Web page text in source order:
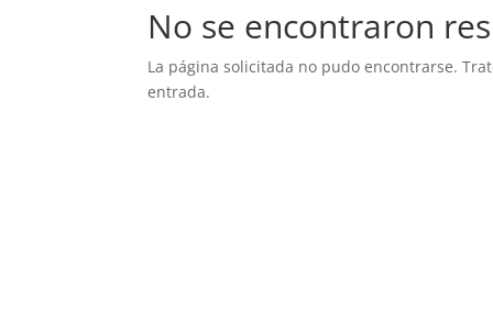
No se encontraron
La página solicitada no pudo encontrarse.
entrada.